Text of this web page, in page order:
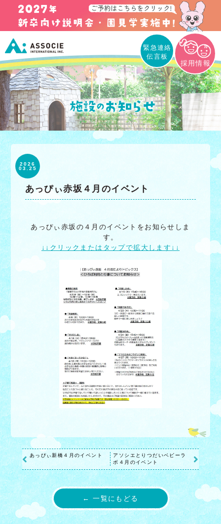
採用情報
緊急連絡
伝言板
2026
03.25
あっぴぃ赤坂４月のイベント
あっぴぃ赤坂の４月のイベントをお知らせしま
す。
↓↓クリックまたはタップで拡大します↓↓
あっぴぃ新橋４月のイベント
アソシエとりつだいベビーラ
ボ４月のイベント
← 一覧にもどる